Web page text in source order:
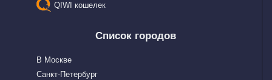
QIWI кошелек
Список городов
В Москве
Санкт-Петербург